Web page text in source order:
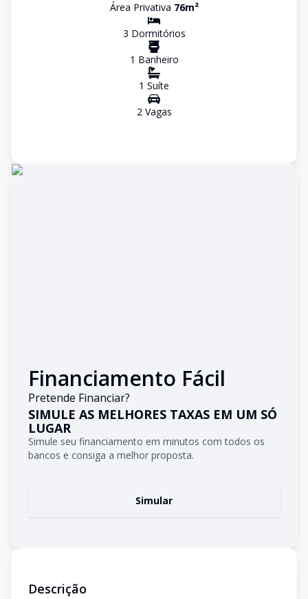
Área Privativa 76m²
3 Dormitórios
1 Banheiro
1 Suíte
2Vagas
Financiamento Fácil
Pretende Financiar?
SIMULE AS MELHORES TAXAS EM UM SÓ
LUGAR
Simule seu financiamento em minutos com todos os
bancos e consiga a melhor proposta.
Simular
Descrição